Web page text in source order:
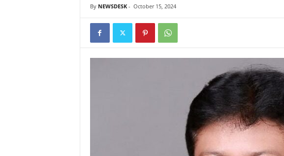
By NEWSDESK- October 15, 2024